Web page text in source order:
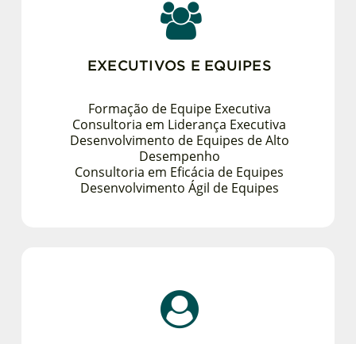
EXECUTIVOS E EQUIPES
Formação de Equipe Executiva
Consultoria em Liderança Executiva
Desenvolvimento de Equipes de Alto
Desempenho
Consultoria em Eficácia de Equipes
Desenvolvimento Ágil de Equipes